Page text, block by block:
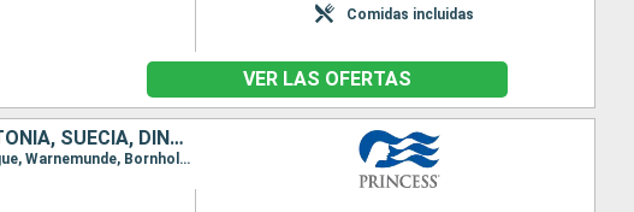
Comidas incluidas
VER LAS OFERTAS
PAISES BAJOS, NORUEGA, ALEMANIA, POLONIA, FINLANDIA, ESTONIA, SUECIA, DINAMARCA, ISLANDIA, REINO UNIDO, BÉLGICA
Itinerario : Southampton, Brujas, Rotterdam, Oslo, Kristiansund, Skagen, Copenhague, Warnemunde, Bornholm, Gdansk, Visby, Tallin, Helsinki, Tallin, Estocolmo, Visby, Gdansk, Bornholm, Arhus, Copenhague, Skagen, Hardangerfjord, Skjolden, Olden, Seydisfjordhur, Akureyri, Isafjordhur, Reykjavik, Isafjordhur, Akureyri, Seydisfjordhur, Islas Orcadas, Invergordon, Edimbourg, Brujas, Southampton